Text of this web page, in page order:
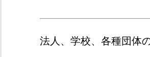
法人、学校、各種団体